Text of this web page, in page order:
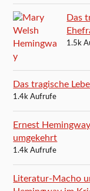
Das
1.5k
Das tragische
1.4k Aufrufe
Ernest
umgekehrt
1.4k Aufrufe
Literatur-Macho